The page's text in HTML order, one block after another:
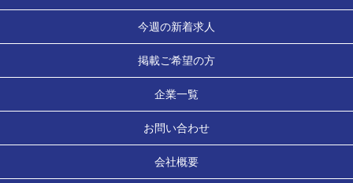
今週の新着求人
掲載ご希望の方
企業一覧
お問い合わせ
会社概要